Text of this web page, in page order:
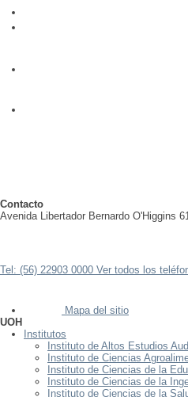
Contacto
Avenida Libertador Bernardo O'Higgins
Tel: (56) 22903 0000 Ver todos los
Mapa del sitio
UOH
Institutos
Instituto de Altos Estudios
Instituto de Ciencias
Instituto de Ciencias de la
Instituto de Ciencias de la
Instituto de Ciencias de la